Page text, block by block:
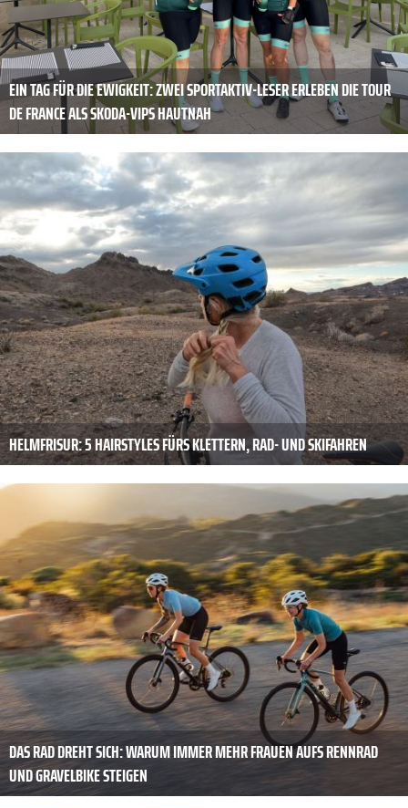
EIN TAG FÜR DIE EWIGKEIT: ZWEI SPORTAKTIV-LESER ERLEBEN DIE TOUR
DE FRANCE ALS SKODA-VIPS HAUTNAH
HELMFRISUR: 5 HAIRSTYLES FÜRS KLETTERN, RAD- UND SKIFAHREN
DAS RAD DREHT SICH: WARUM IMMER MEHR FRAUEN AUFS RENNRAD
UND GRAVELBIKE STEIGEN